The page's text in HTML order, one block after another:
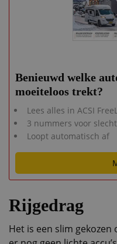
Benieuwd welke
moeiteloos trekt?
Lees alles in ACSI
3 nummers voor
Loopt automatisch af
Rijgedrag
Het is een slim gekozen